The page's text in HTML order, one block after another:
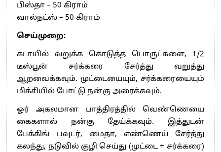
பிஸ்தா – 50 கிராம்
வால்நட்ஸ் – 50 கிராம்
செய்முறை:
கடாயில் வறுக்க கொடுத்த பொருட்களை, 1/2
டீஸ்பூன் சர்க்கரை சேர்த்து வறுத்து
ஆறவைக்கவும். முட்டையையும், சர்க்கரையையும்
மிக்சியில் போட்டு நன்கு அரைக்கவும்.
ஓர் அகலமான பாத்திரத்தில் வெண்ணெயை
கைகளால் நன்கு தேய்க்கவும். இத்துடன்
பேக்கிங் பவுடர், மைதா, எண்ணெய் சேர்த்து
கலந்து, நடுவில் குழி செய்து (முட்டை + சர்க்கரை)